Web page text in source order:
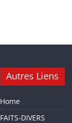
Autres Liens
Home
FAITS-DIVERS